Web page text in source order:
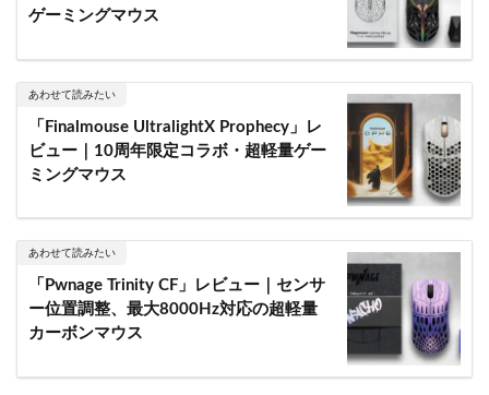
ゲーミングマウス
あわせて読みたい
「Finalmouse UltralightX Prophecy」レ
ビュー｜10周年限定コラボ・超軽量ゲー
ミングマウス
あわせて読みたい
「Pwnage Trinity CF」レビュー｜センサ
ー位置調整、最大8000Hz対応の超軽量
カーボンマウス